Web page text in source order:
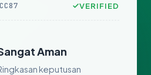
VERIFIED
Aman
keputusan